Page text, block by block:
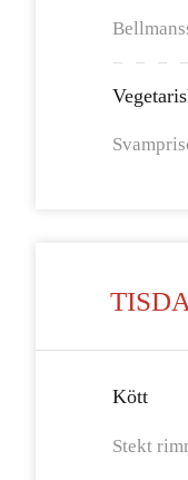
Kött
Stekt